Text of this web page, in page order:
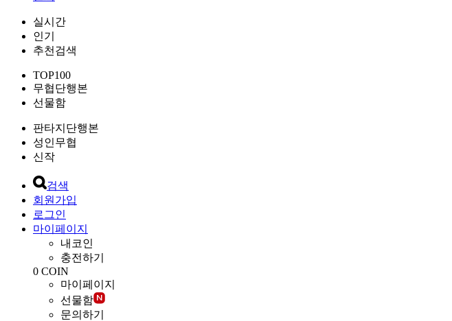
실시간
인기
추천검색
TOP100
무협단행본
선물함
판타지단행본
성인무협
신작
검색
회원가입
로그인
마이페이지
내코인
충전하기
0 COIN
마이페이지
선물함
문의하기